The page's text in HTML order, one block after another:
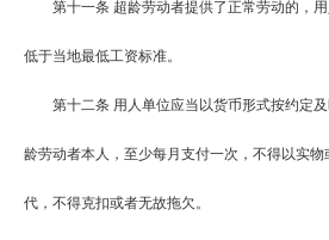
第十一条 超龄劳动者提供了正常劳动的，
低于当地最低工资标准。
第十二条 用人单位应当以货币形式按约定
龄劳动者本人，至少每月支付一次，不得以实
代，不得克扣或者无故拖欠。